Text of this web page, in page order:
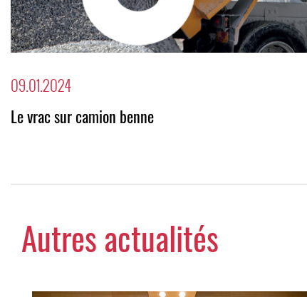
09.01.2024
Le vrac sur camion benne
Autres actualités